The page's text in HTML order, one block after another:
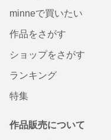
minneで買いたい
作品をさがす
ショップをさがす
ランキング
特集
作品販売について